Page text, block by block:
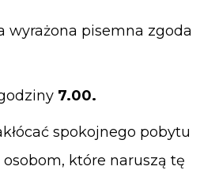
wyrażona pisemna zgoda
7.00.
spokojnego pobytu
które naruszą tę